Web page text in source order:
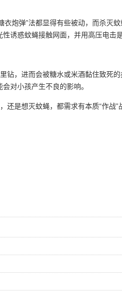
衣炮弹”法都显得有些被动，而杀灭
诱惑蚊蝇接触网面，并用高压电击是
钻，进而会被糖水或米酒黏住致死
会对小孩产生不良的影响。
还是想灭蚊蝇，都需求有本质“作战